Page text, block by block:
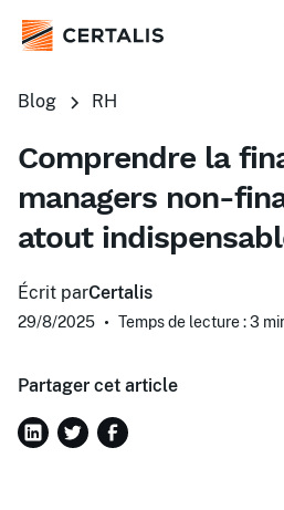
Blog RH
Comprendre la
managers non-
atout
Écrit parCertalis
29/8/2025 • Temps de lecture : 3
Partager cet article